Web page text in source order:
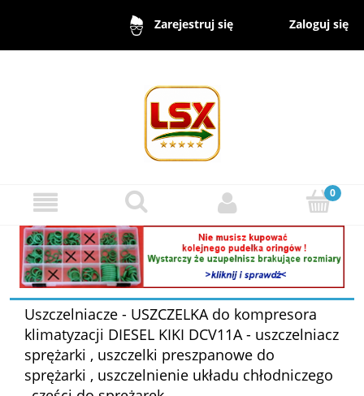
Zarejestruj się Zaloguj się
Uszczelniacze - USZCZELKA do kompresora
klimatyzacji DIESEL KIKI DCV11A - uszczelniacz
sprężarki , uszczelki preszpanowe do
sprężarki , uszczelnienie układu chłodniczego